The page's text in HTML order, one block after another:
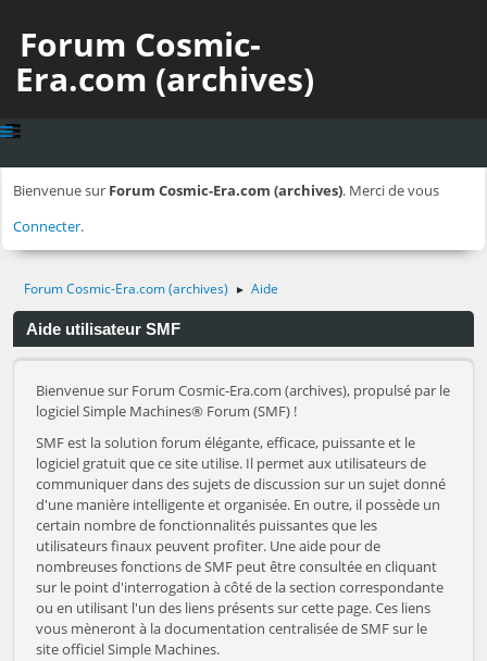
Forum Cosmic-
Era.com (archives)
Bienvenue sur Forum Cosmic-Era.com (archives). Merci de vous
Connecter.
Forum Cosmic-Era.com (archives) ► Aide
Aide utilisateur SMF
Bienvenue sur Forum Cosmic-Era.com (archives), propulsé par le
logiciel Simple Machines® Forum (SMF) !
SMF est la solution forum élégante, efficace, puissante et le
logiciel gratuit que ce site utilise. Il permet aux utilisateurs de
communiquer dans des sujets de discussion sur un sujet donné
d'une manière intelligente et organisée. En outre, il possède un
certain nombre de fonctionnalités puissantes que les
utilisateurs finaux peuvent profiter. Une aide pour de
nombreuses fonctions de SMF peut être consultée en cliquant
sur le point d'interrogation à côté de la section correspondante
ou en utilisant l'un des liens présents sur cette page. Ces liens
vous mèneront à la documentation centralisée de SMF sur le
site officiel Simple Machines.